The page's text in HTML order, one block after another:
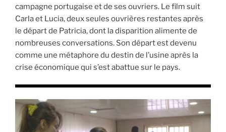
campagne portugaise et de ses ouvriers. Le film suit
Carla et Lucia, deux seules ouvrières restantes après
le départ de Patricia, dont la disparition alimente de
nombreuses conversations. Son départ est devenu
comme une métaphore du destin de l’usine après la
crise économique qui s’est abattue sur le pays.